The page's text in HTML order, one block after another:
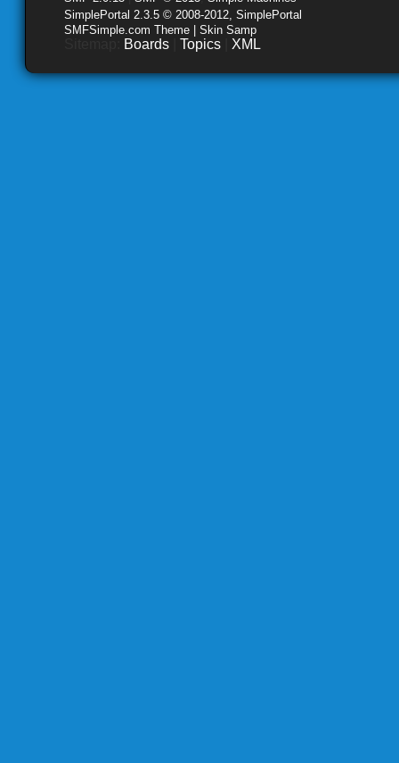
SimplePortal 2.3.5 © 2008-2012, SimplePortal
SMFSimple.com Theme | Skin Samp
Boards Topics XML